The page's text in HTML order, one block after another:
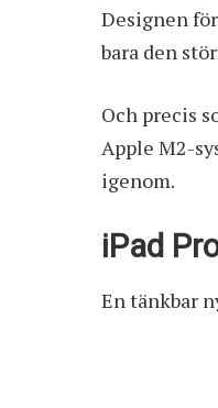
Designen
bara den
Och precis
Apple M2-
igenom.
iPad
En tänkbar